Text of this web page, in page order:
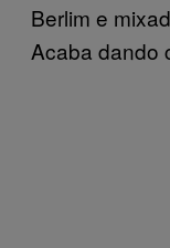
Berlim e
Acaba dando